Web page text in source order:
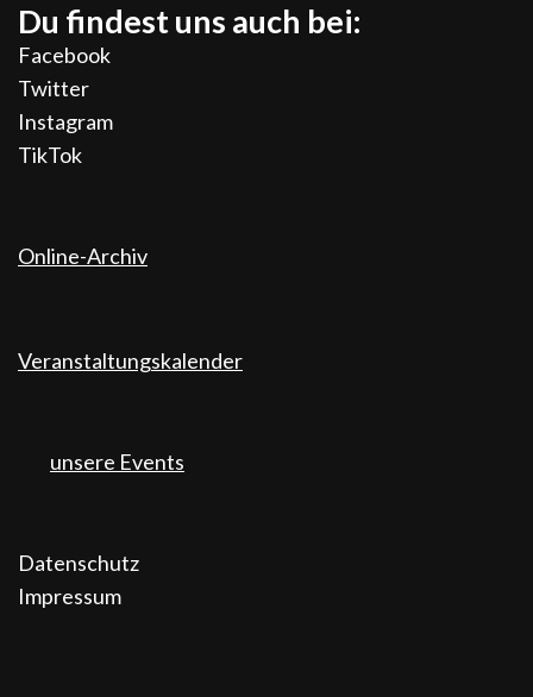
Du findest uns auch bei:
Facebook
Twitter
Instagram
TikTok
Online-Archiv
Veranstaltungskalender
unsere Events
Datenschutz
Impressum